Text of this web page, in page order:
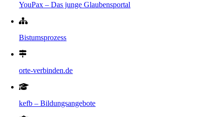
YouPax – Das junge Glaubensportal
Bistumsprozess
orte-verbinden.de
kefb – Bildungsangebote